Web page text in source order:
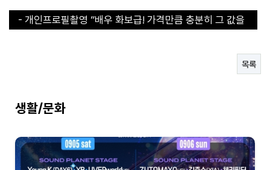
합니다“
- 개인프로필촬영 ”배우 화보급! 가격만큼 충분히 그 값을
목록
생활/문화